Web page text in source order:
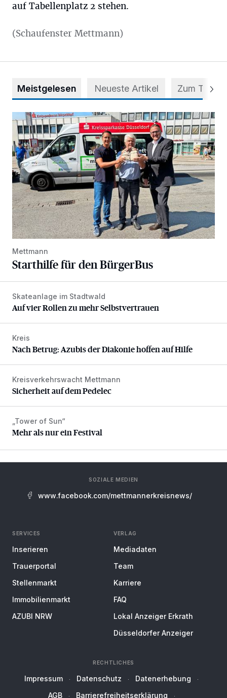
auf Tabellenplatz 2 stehen.
(Schaufenster Mettmann)
Meistgelesen Neueste Artikel Zum Thema
Starthilfe für den BürgerBus
Mettmann
Starthilfe für den BürgerBus
Auf vier Rollen zu mehr Selbstvertrauen
Skateanlage im Stadtwald
Auf vier Rollen zu mehr Selbstvertrauen
Nach Betrug: Azubis der Diakonie hoffen auf Hilfe
Kreis
Nach Betrug: Azubis der Diakonie hoffen auf Hilfe
Sicherheit auf dem Pedelec
Kreisverkehrswacht Mettmann
Sicherheit auf dem Pedelec
Mehr als nur ein Festival
„Tower of Sun“
Mehr als nur ein Festival
SOZIALE MEDIEN
www.facebook.com/mettmannerkreisnews/
SERVICES
Inserieren
Trauerportal
Stellenmarkt
Immobilienmarkt
AZUBI NRW
VERLAG
Mediadaten
Team
Karriere
FAQ
Lokal Anzeiger Erkrath
Düsseldorfer Anzeiger
RECHTLICHES
Impressum Datenschutz
Datenerhebung
AGB
Barrierefreiheitserklärung